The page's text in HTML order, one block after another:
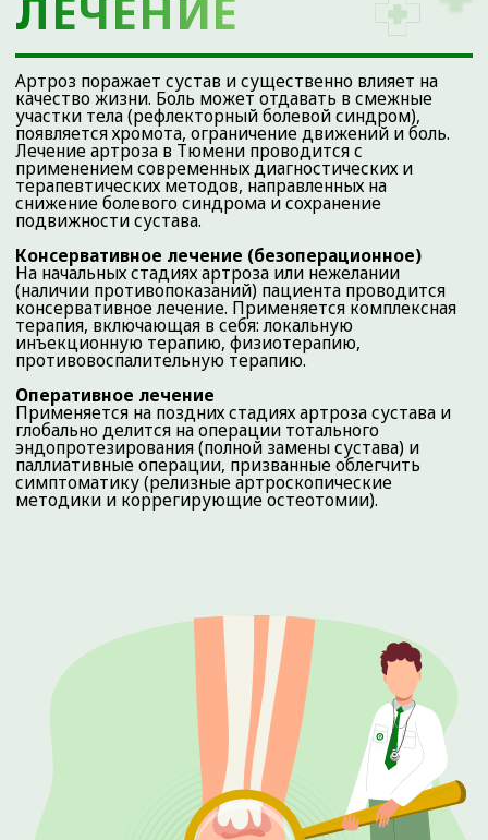
Все материалы данного сайта являются объектами
авторского права (в том числе дизайн). Запрещается
копирование, распространение (в том числе путем
копирования на другие сайты и ресурсы в Интернете) или
любое иное использование информации и объектов без
предварительного письменного согласия правообладателя.
Указание ссылки на источник информации является
обязательным.
ООО «ДЕМЕТРА»
Лицензия № Л041-01107-72/00646332 от 4 апреля 2023
ОГРН 1137232067895
ИНН 7224052230
Материалы, размещенные на данной странице, носят
информационный характер и предназначены для
образовательных целей. Посетители сайта не должны
использовать их в качестве медицинских рекомендаций.
Определение диагноза и выбор методики лечения остается
ООО «ДЕМЕТРА» не несёт ответственности за возможные
негативные последствия, возникшие в результате
использования информации, размещенной на сайте
ortho72.clinic
Администрация клиники принимает все меры по
своевременному обновлению размещённого на сайте
прайс-листа. Однако во избежание возможных
ИМЕЮТСЯ ПРОТИВОПОКАЗАНИЯ.
ПРОКОНСУЛЬТИРОВАТЬСЯ СО